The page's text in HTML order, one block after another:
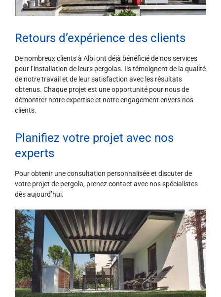
Retours d’expérience des clients
De nombreux clients à Albi ont déjà bénéficié de nos services
pour l’installation de leurs pergolas. Ils témoignent de la qualité
de notre travail et de leur satisfaction avec les résultats
obtenus. Chaque projet est une opportunité pour nous de
démontrer notre expertise et notre engagement envers nos
clients.
Planifiez votre projet avec nos
experts
Pour obtenir une consultation personnalisée et discuter de
votre projet de pergola, prenez contact avec nos spécialistes
dès aujourd’hui.